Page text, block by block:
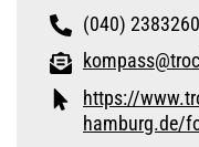
(040)
https://
hamburg.de/